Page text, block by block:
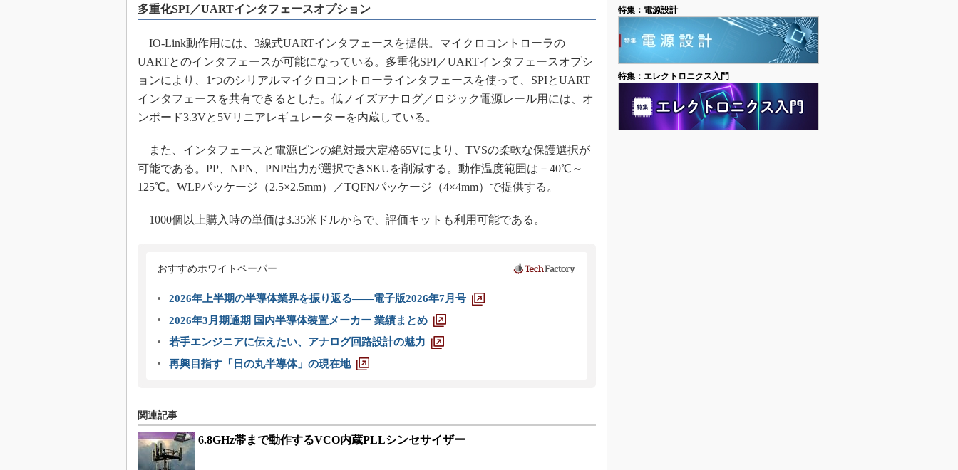
多重化SPI／UARTインタフェースオプション
IO-Link動作用には、3線式UARTインタフェースを提供。マイクロコントローラの
UARTとのインタフェースが可能になっている。多重化SPI／UARTインタフェースオプシ
ョンにより、1つのシリアルマイクロコントローラインタフェースを使って、SPIとUART
インタフェースを共有できるとした。低ノイズアナログ／ロジック電源レール用には、オ
ンボード3.3Vと5Vリニアレギュレーターを内蔵している。
また、インタフェースと電源ピンの絶対最大定格65Vにより、TVSの柔軟な保護選択が
可能である。PP、NPN、PNP出力が選択できSKUを削減する。動作温度範囲は－40℃～
125℃。WLPパッケージ（2.5×2.5mm）／TQFNパッケージ（4×4mm）で提供する。
1000個以上購入時の単価は3.35米ドルからで、評価キットも利用可能である。
おすすめホワイトペーパー
2026年上半期の半導体業界を振り返る――電子版2026年7月号
2026年3月期通期 国内半導体装置メーカー 業績まとめ
若手エンジニアに伝えたい、アナログ回路設計の魅力
再興目指す「日の丸半導体」の現在地
関連記事
6.8GHz帯まで動作するVCO内蔵PLLシンセサイザー
特集：電源設計
特集：エレクトロニクス入門